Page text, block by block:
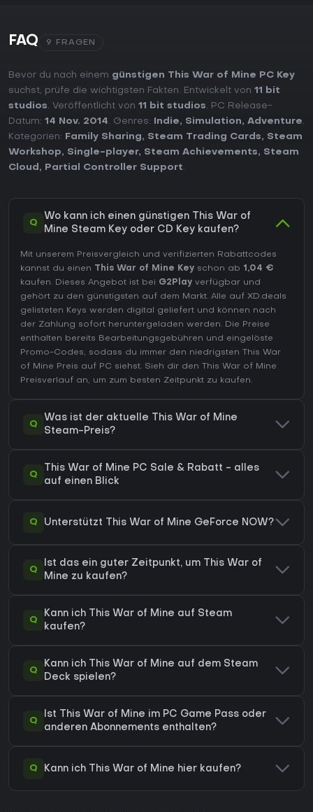
FAQ 9 FRAGEN
Bevor du nach einem günstigen This War of Mine PC Key
suchst, prüfe die wichtigsten Fakten. Entwickelt von 11 bit
studios. Veröffentlicht von 11 bit studios. PC Release-
Datum: 14 Nov. 2014. Genres: Indie, Simulation, Adventure.
Kategorien:
Family Sharing, Steam Trading Cards, Steam
Workshop, Single-player, Steam Achievements, Steam
Cloud , Partial Controller Support.
Q
Wo kann ich einen günstigen This War of
Mine Steam Key oder CD Key kaufen?
Mit unserem Preisvergleich und verifizierten Rabattcodes
kannst du einen
This War of Mine Key schon ab 1,04 €
kaufen. Dieses Angebot ist bei G2Play verfügbar und
gehört zu den günstigsten auf dem Markt. Alle auf XD.deals
gelisteten Keys werden digital geliefert und können nach
der Zahlung sofort heruntergeladen werden. Die Preise
enthalten bereits Bearbeitungsgebühren und eingelöste
Promo-Codes, sodass du immer den niedrigsten This War
of Mine Preis auf PC siehst. Sieh dir den
This War of Mine
Preisverlauf an, um zum besten Zeitpunkt zu kaufen.
Q
Was ist der aktuelle This War of Mine
Steam-Preis?
Q
This War of Mine PC Sale & Rabatt - alles
auf einen Blick
Q Unterstützt This War of Mine GeForce NOW?
Q
Ist das ein guter Zeitpunkt, um This War of
Mine zu kaufen?
Q
Kann ich This War of Mine auf Steam
kaufen?
Q
Kann ich This War of Mine auf dem Steam
Deck spielen?
Q
Ist This War of Mine im PC Game Pass oder
anderen Abonnements enthalten?
Q Kann ich This War of Mine hier kaufen?